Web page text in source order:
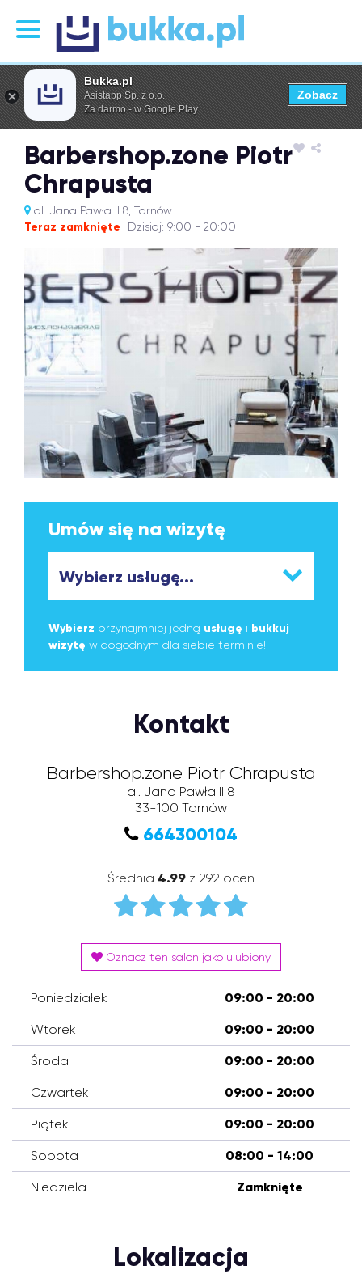
Barbershop.zone Piotr
Chrapusta
al. Jana Pawła II 8, Tarnów
Teraz zamknięte Dzisiaj: 9:00 - 20:00
Umów się na wizytę
Wybierz przynajmniej jedną usługę i bukkuj
wizytę w dogodnym dla siebie terminie!
Kontakt
Barbershop.zone Piotr Chrapusta
al. Jana Pawła II 8
33-100 Tarnów
664300104
Średnia 4.99 z 292 ocen
Oznacz ten salon jako ulubiony
Poniedziałek 09:00 - 20:00
Wtorek 09:00 - 20:00
Środa 09:00 - 20:00
Czwartek 09:00 - 20:00
Piątek 09:00 - 20:00
Sobota 08:00 - 14:00
Niedziela Zamknięte
Lokalizacja
Bukka.pl
Asistapp Sp. z o.o.
Za darmo - w Google Play
Zobacz